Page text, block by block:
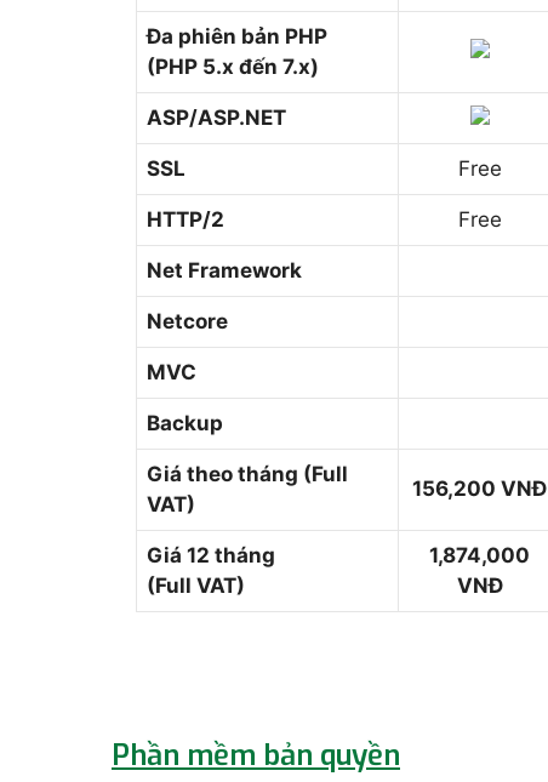
Đa phiên bản PHP
(PHP 5.x đến 7.x)
ASP/ASP.NET
SSL Free
HTTP/2 Free
Net Framework
Netcore
MVC
Backup
Giá theo tháng (Full
VAT)
156,200 VNĐ
Giá 12 tháng
(Full VAT)
1,874,000
VNĐ
Phần mềm bản quyền